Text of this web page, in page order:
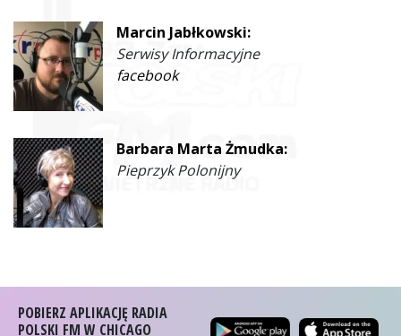
Marcin Jabłkowski:
Serwisy Informacyjne
facebook
Barbara Marta Żmudka:
Pieprzyk Polonijny
POBIERZ APLIKACJĘ RADIA
POLSKI FM W CHICAGO